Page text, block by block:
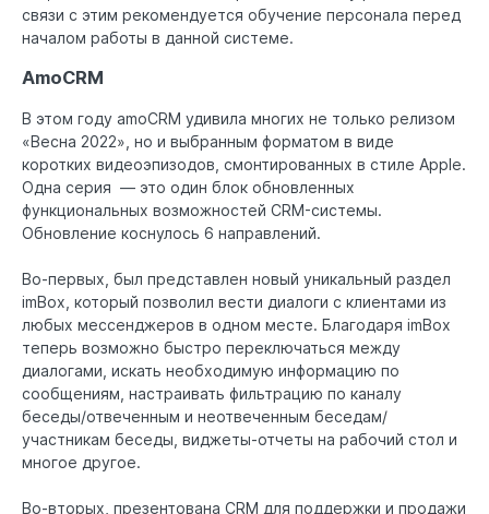
связи с этим рекомендуется обучение персонала перед
началом работы в данной системе.
AmoCRM
В этом году amoCRM удивила многих не только релизом
«Весна 2022», но и выбранным форматом в виде
коротких видеоэпизодов, смонтированных в стиле Apple.
Одна серия — это один блок обновленных
функциональных возможностей CRM-системы.
Обновление коснулось 6 направлений.
Во-первых, был представлен новый уникальный раздел
imBox, который позволил вести диалоги с клиентами из
любых мессенджеров в одном месте. Благодаря imBox
теперь возможно быстро переключаться между
диалогами, искать необходимую информацию по
сообщениям, настраивать фильтрацию по каналу
беседы/отвеченным и неотвеченным беседам/
участникам беседы, виджеты-отчеты на рабочий стол и
многое другое.
Во-вторых, презентована CRM для поддержки и продажи